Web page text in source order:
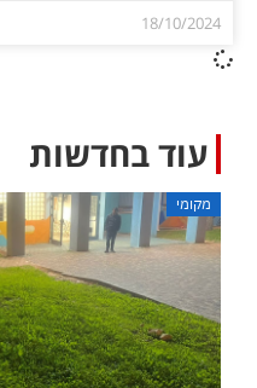
18/10/2024
עוד בחדשות
מקומי